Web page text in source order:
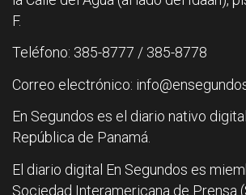
F.
Teléfono: 385-8777 / 385-8778
Correo electrónico:
En Segundos es el diario nativo
República de Panamá.
El diario digital En Segundos es
Sociedad Interamericana de Prensa